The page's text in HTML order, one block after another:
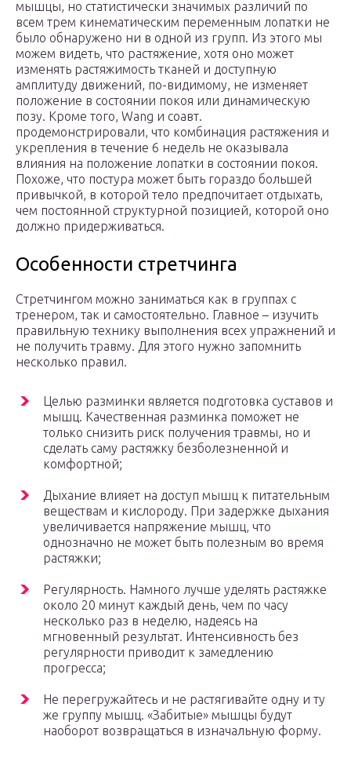
мышцы, но статистически значимых различий по
всем трем кинематическим переменным лопатки не
было обнаружено ни в одной из групп. Из этого мы
можем видеть, что растяжение, хотя оно может
изменять растяжимость тканей и доступную
амплитуду движений, по-видимому, не изменяет
положение в состоянии покоя или динамическую
позу. Кроме того, Wang и соавт.
продемонстрировали, что комбинация растяжения и
укрепления в течение 6 недель не оказывала
влияния на положение лопатки в состоянии покоя.
Похоже, что постура может быть гораздо большей
привычкой, в которой тело предпочитает отдыхать,
чем постоянной структурной позицией, которой оно
должно придерживаться.
Особенности стретчинга
Стретчингом можно заниматься как в группах с
тренером, так и самостоятельно. Главное – изучить
правильную технику выполнения всех упражнений и
не получить травму. Для этого нужно запомнить
несколько правил.
Целью разминки является подготовка суставов и
мышц. Качественная разминка поможет не
только снизить риск получения травмы, но и
сделать саму растяжку безболезненной и
комфортной;
Дыхание влияет на доступ мышц к питательным
веществам и кислороду. При задержке дыхания
увеличивается напряжение мышц, что
однозначно не может быть полезным во время
растяжки;
Регулярность. Намного лучше уделять растяжке
около 20 минут каждый день, чем по часу
несколько раз в неделю, надеясь на
мгновенный результат. Интенсивность без
регулярности приводит к замедлению
прогресса;
Не перегружайтесь и не растягивайте одну и ту
же группу мышц. «Забитые» мышцы будут
наоборот возвращаться в изначальную форму.